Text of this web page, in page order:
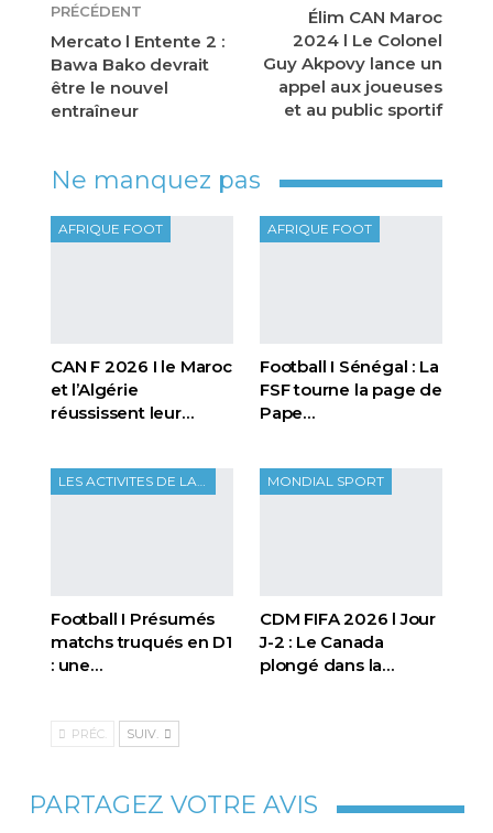
PRÉCÉDENT
Mercato l Entente 2 :
Bawa Bako devrait
être le nouvel
entraîneur
Élim CAN Maroc
2024 l Le Colonel
Guy Akpovy lance un
appel aux joueuses
et au public sportif
Ne manquez pas
AFRIQUE FOOT
CAN F 2026 I le Maroc
et l’Algérie
réussissent leur…
AFRIQUE FOOT
Football I Sénégal : La
FSF tourne la page de
Pape…
Football I Présumés
matchs truqués en D1
: une…
MONDIAL SPORT
CDM FIFA 2026 l Jour
J-2 : Le Canada
plongé dans la…
PRÉC. SUIV.
PARTAGEZ VOTRE AVIS